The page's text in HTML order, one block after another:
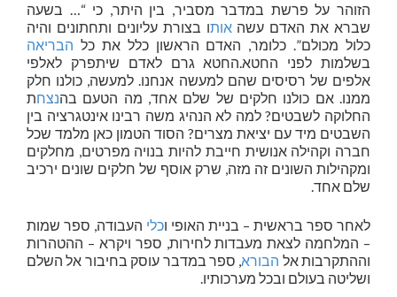
הזוהר על פרשת במדבר מסביר, בין היתר, כי “… בשעה
שברא את האדם עשהאותו בצורת עליונים ותחתונים והיה
כלול מכולם”. כלומר, האדם הראשון כלל את כל הבריאה
בשלמות לפני החטא.החטא גרם לאדם שיתפרק לאלפי
אלפים של רסיסים שהם למעשה אנחנו. למעשה, כולנו חלק
ממנו. אם כולנו חלקים של שלם אחד, מה הטעם בהנצחת
החלוקה לשבטים? למה לא הנהיג משה רבינו אינטגרציה בין
השבטים מיד עם יציאת מצרים? הסוד הטמון כאן מלמד שכל
חברה וקהילה אנושית חייבת להיות בנויה מפרטים, מחלקים
ומקהילות השונים זה מזה, שרק אוסף של חלקים שונים ירכיב
שלם אחד.
לאחר ספר בראשית – בניית האופי וכלי העבודה, ספר שמות
– המלחמה לצאת מעבדות לחירות, ספר ויקרא – ההטהרות
וההתקרבות אל הבורא, ספר במדבר עוסק בחיבור אל השלם
ושליטה בעולם ובכל מערכותיו.